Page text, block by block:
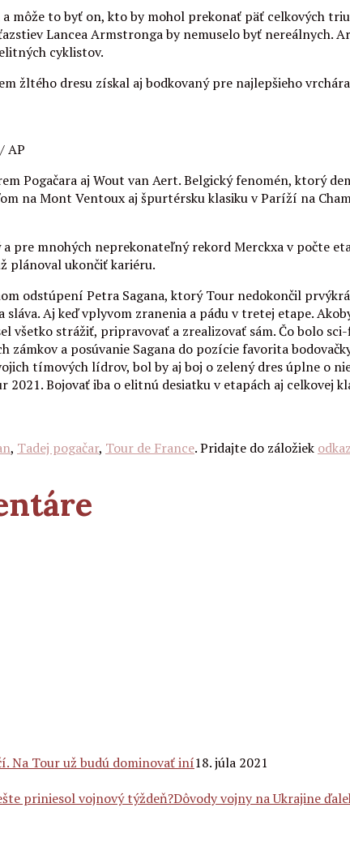
to byť on, kto by mohol prekonať päť celkových
Lancea Armstronga by nemuselo byť nereálnych.
cyklistov.
žltého dresu získal aj bodkovaný pre najlepšieho
AP
Pogačara aj Wout van Aert. Belgický fenomén, ktorý
na Mont Ventoux aj špurtérsku klasiku v Paríží na
mnohých neprekonateľný rekord Merckxa v počte
plánoval ukončiť kariéru.
odstúpení Petra Sagana, ktorý Tour nedokončil
Aj keď vplyvom zranenia a pádu v tretej etape.
strážiť, pripravovať a zrealizovať sám. Čo bolo
a posúvanie Sagana do pozície favorita
tímových lídrov, bol by aj boj o zelený dres úplne o
Bojovať iba o elitnú desiatku v etapách aj celkovej
, Tadej pogačar, Tour de France. Pridajte do záložiek odkaz
Na Tour už budú dominovať iní18. júla 2021
Dôvody vojny na Ukrajine